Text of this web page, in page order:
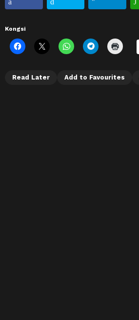
Kongsi
Read Later Add to Favourites